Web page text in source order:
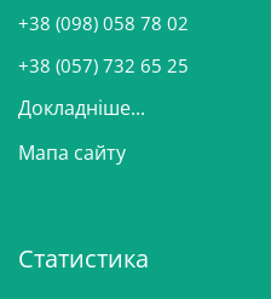
и
+38 (098) 058 78 02
+38 (057) 732 65 25
Докладніше...
Мапа сайту
Статистика